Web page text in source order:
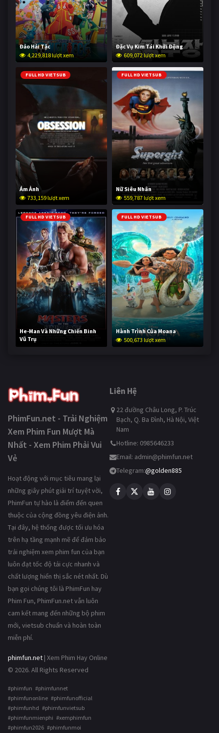
Đảo Hải Tặc
4,229,818 lượt xem
Đặc Vụ Kim Tái Khởi Động
609,072 lượt xem
FULL HD VIETSUB
Ám Ảnh
733,159 lượt xem
FULL HD VIETSUB
Nữ Siêu Nhân
559,787 lượt xem
FULL HD VIETSUB
He-Man Và Những Chiến Binh
Vũ Trụ
250,374 lượt xem
FULL HD VIETSUB
Hành Trình Của Moana
500,673 lượt xem
PhimFun.net - Trải Nghiệm
Xem Phim Fun Mượt Mà
Nhất - Xem Phim Phải Vui
Vẻ
Hoạt động với mục tiêu mang lại
những giây phút giải trí tuyệt vời,
PhimFun tự hào là điểm đến quen
thuộc của cộng đồng yêu điện ảnh.
Tại đây, hệ thống được tối ưu hóa
trên hạ tầng mạnh mẽ để đảm bảo
trải nghiệm xem phim fun của bạn
luôn đạt tốc độ tải cực nhanh và
chất lượng hiển thị sắc nét nhất. Dù
bạn gọi chúng tôi là PhimFun hay
Phim Fun, PhimFun.net vẫn luôn
cam kết mang đến những bộ phim
mới, vietsub chuẩn và hoàn toàn
miễn phí.
phimfun.net | Xem Phim Hay Online
© 2026. All Rights Reserved
#phimfun #phimfunnet
#phimfunonline #phimfunofficial
#phimfunhd #phimfunvietsub
#phimfunmienphi #xemphimfun
#phimfun2026 #phimfunmoi
Liên Hệ
22 đường Châu Long, P. Trúc
Bạch, Q. Ba Đình, Hà Nội, Việt
Nam
Hotline: 0985646233
Email: admin@phimfun.net
Telegram:@golden885